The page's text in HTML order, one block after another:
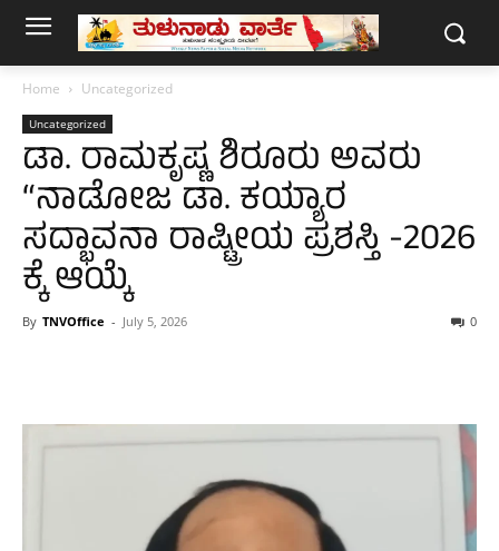
Home Uncategorized
Uncategorized
ಡಾ. ರಾಮಕೃಷ್ಣ ಶಿರೂರು ಅವರು
“ನಾಡೋಜ ಡಾ. ಕಯ್ಯಾರ
ಸದ್ಭಾವನಾ ರಾಷ್ಟ್ರೀಯ ಪ್ರಶಸ್ತಿ -2026
ಕ್ಕೆ ಆಯ್ಕೆ
By TNVOffice - July 5, 2026 0